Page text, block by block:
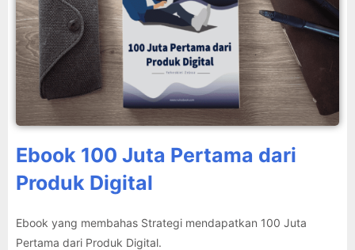
Ebook 100 Juta Pertama dari
Produk Digital
Ebook yang membahas Strategi mendapatkan 100 Juta
Pertama dari Produk Digital.